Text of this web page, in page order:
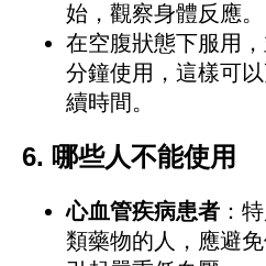
始，觀察身體反應。
在空腹狀態下服用
分鐘使用，這樣可
續時間。
6. 哪些人不能使用
心血管疾病患者 ：
類藥物的人，應避